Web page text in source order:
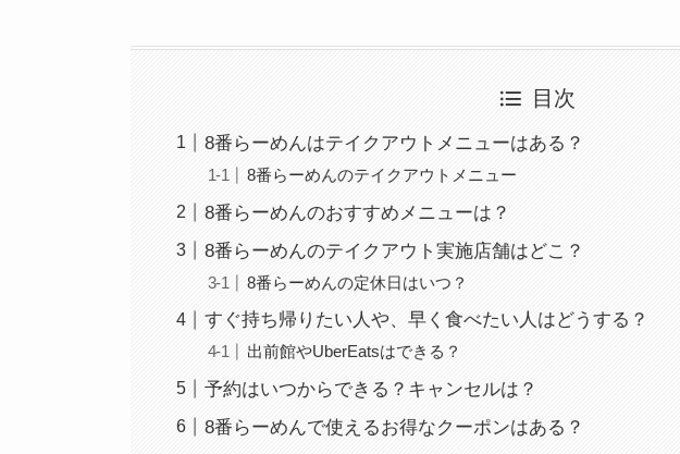
目次
8番らーめんはテイクアウトメニューはある？
8番らーめんのテイクアウトメニュー
8番らーめんのおすすめメニューは？
8番らーめんのテイクアウト実施店舗はどこ？
8番らーめんの定休日はいつ？
すぐ持ち帰りたい人や、早く食べたい人はどうする？
出前館やUberEatsはできる？
予約はいつからできる？キャンセルは？
8番らーめんで使えるお得なクーポンはある？